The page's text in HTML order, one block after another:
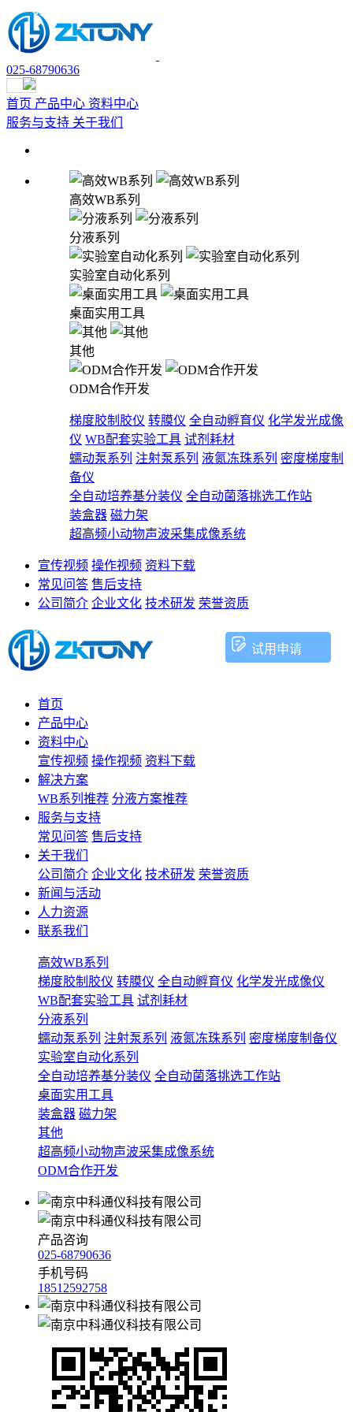
025-68790636
首页 产品中心 资料中心
服务与支持 关于我们
高效WB系列
分液系列
实验室自动化系列
桌面实用工具
其他
ODM合作开发
梯度胶制胶仪 转膜仪 全自动孵育仪 化学发光成像
仪 WB配套实验工具 试剂耗材
蠕动泵系列 注射泵系列 液氮冻珠系列 密度梯度制
备仪
全自动培养基分装仪 全自动菌落挑选工作站
装盒器 磁力架
超高频小动物声波采集成像系统
宣传视频 操作视频 资料下载
常见问答 售后支持
公司简介 企业文化 技术研发 荣誉资质
试用申请
首页
产品中心
资料中心
宣传视频 操作视频 资料下载
解决方案
WB系列推荐 分液方案推荐
服务与支持
常见问答 售后支持
关于我们
公司简介 企业文化 技术研发 荣誉资质
新闻与活动
人力资源
联系我们
高效WB系列
梯度胶制胶仪 转膜仪 全自动孵育仪 化学发光成像仪
WB配套实验工具 试剂耗材
分液系列
蠕动泵系列 注射泵系列 液氮冻珠系列 密度梯度制备仪
实验室自动化系列
全自动培养基分装仪 全自动菌落挑选工作站
桌面实用工具
装盒器 磁力架
其他
超高频小动物声波采集成像系统
ODM合作开发
产品咨询
025-68790636
手机号码
18512592758